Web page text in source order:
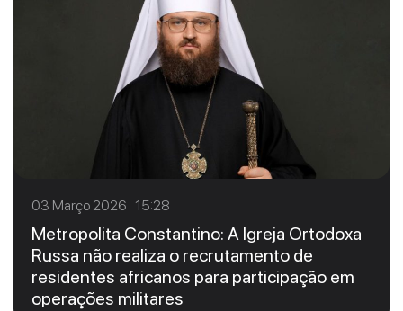
03 Março 2026 15:28
Metropolita Constantino: A Igreja Ortodoxa
Russa não realiza o recrutamento de
residentes africanos para participação em
operações militares